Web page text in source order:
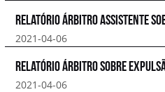
Relatório Árbitro Assistente
2021-04-06
Relatório Árbitro sobre
2021-04-06